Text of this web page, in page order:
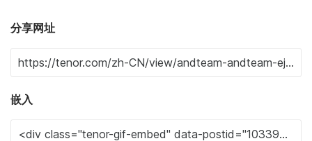
分享网址
嵌入